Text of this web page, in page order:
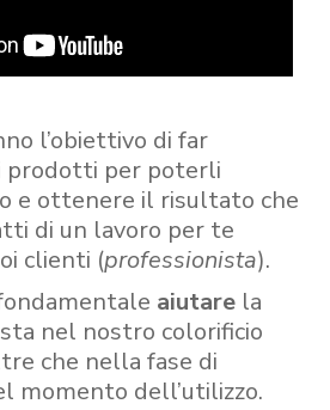
l’obiettivo di far
prodotti per poterli
e ottenere il risultato che
di un lavoro per te
clienti (professionista).
aiutare la
nel nostro colorificio
che nella fase di
momento dell’utilizzo.